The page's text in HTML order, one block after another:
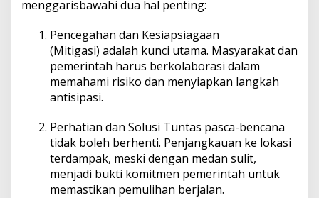
menggarisbawahi dua hal penting:
Pencegahan dan Kesiapsiagaan
(Mitigasi) adalah kunci utama. Masyarakat dan
pemerintah harus berkolaborasi dalam
memahami risiko dan menyiapkan langkah
antisipasi.
Perhatian dan Solusi Tuntas pasca-bencana
tidak boleh berhenti. Penjangkauan ke lokasi
terdampak, meski dengan medan sulit,
menjadi bukti komitmen pemerintah untuk
memastikan pemulihan berjalan.